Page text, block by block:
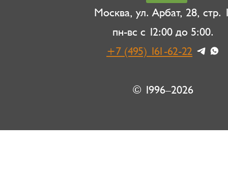
Москва, ул. Арбат, 28, стр.
пн-вс с 12:00 до 5:00.
+7 (495) 161-62-22
© 1996–2026